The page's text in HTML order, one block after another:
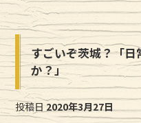
すごいぞ茨城？「日
か？」
投稿日 2020年3月27日